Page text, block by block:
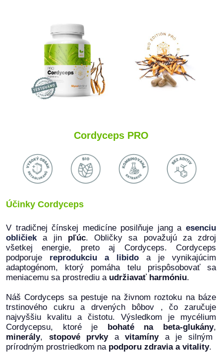
Cordyceps PRO
Účinky Cordyceps
V tradičnej čínskej medicíne posilňuje jang a esenciu
obličiek a jin pľúc. Obličky sa považujú za zdroj
všetkej energie, preto aj Cordyceps. Cordyceps
podporuje reprodukciu a libido a je vynikajúcim
adaptogénom, ktorý pomáha telu prispôsobovať sa
meniacemu sa prostrediu a udržiavať harmóniu.
Náš Cordyceps sa pestuje na živnom roztoku na báze
trstinového cukru a drvených bôbov , čo zaručuje
najvyššiu kvalitu a čistotu. Výsledkom je mycélium
Cordycepsu, ktoré je bohaté na beta-glukány,
minerály, stopové prvky a vitamíny a je silným
prírodným prostriedkom na podporu zdravia a vitality.